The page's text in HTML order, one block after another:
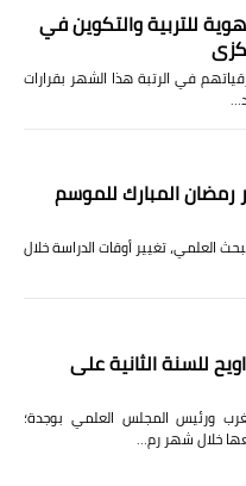
للتربية والتكوين في
في الرتبة هذا الشهر بقرارات
المبارك للموسم
العلمي، تغيير أوقات الدراسة خلال
للسنة الثانية على
ورئيس المجلس العلمي بوجدة؛
خلال شهر رم…